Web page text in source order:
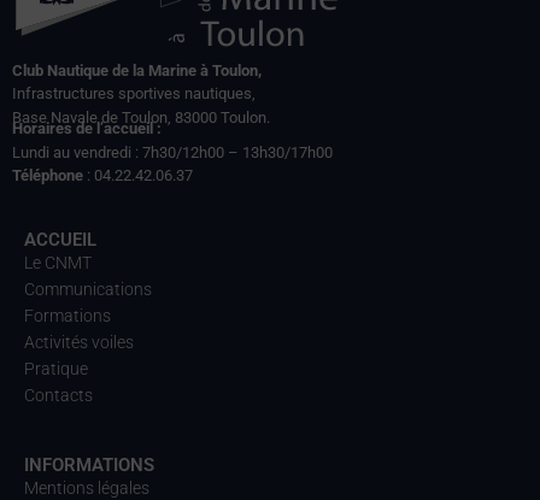
Club Nautique de la Marine à Toulon,
Infrastructures sportives nautiques,
Base Navale de Toulon, 83000 Toulon.
Horaires de l’accueil :
Lundi au vendredi : 7h30/12h00 – 13h30/17h00
Téléphone : 04.22.42.06.37
ACCUEIL
Le CNMT
Communications
Formations
Activités voiles
Pratique
Contacts
INFORMATIONS
Mentions légales